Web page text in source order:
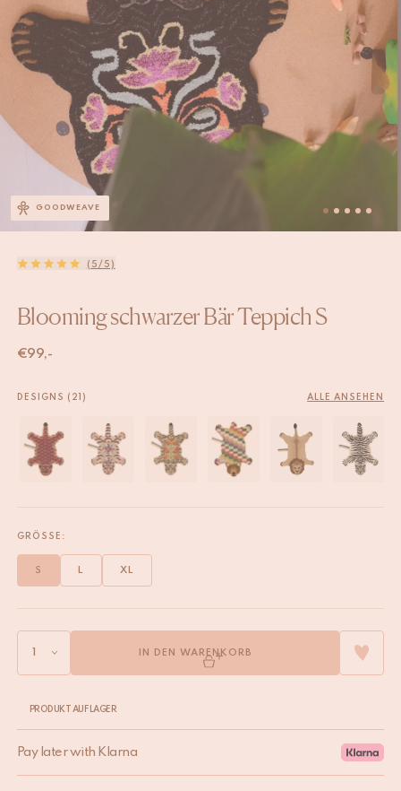
GOODWEAVE
(5/5)
Blooming schwarzer Bär Teppich S
€99,-
DESIGNS (21) ALLE ANSEHEN
GRÖSSE:
S XL
L
IN DEN WARENKORB
PRODUKT AUF LAGER
Pay later with Klarna